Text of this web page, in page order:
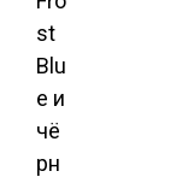
st
Blu
e и
чё
рн